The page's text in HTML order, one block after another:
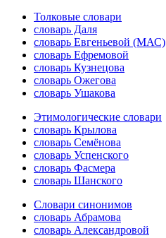
Толковые словари
словарь Даля
словарь Евгеньевой (МАС)
словарь Ефремовой
словарь Кузнецова
словарь Ожегова
словарь Ушакова
Этимологические словари
словарь Крылова
словарь Семёнова
словарь Успенского
словарь Фасмера
словарь Шанского
Словари синонимов
словарь Абрамова
словарь Александровой